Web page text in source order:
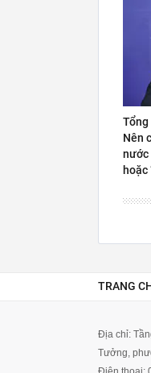
Nên
nước
hoặc
TRANG
Địa chỉ:
Tưởng,